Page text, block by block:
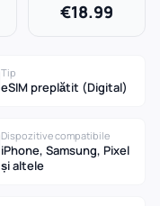
€18.99
Tip
eSIM preplătit (Digital)
Dispozitive compatibile
iPhone, Samsung, Pixel
și altele